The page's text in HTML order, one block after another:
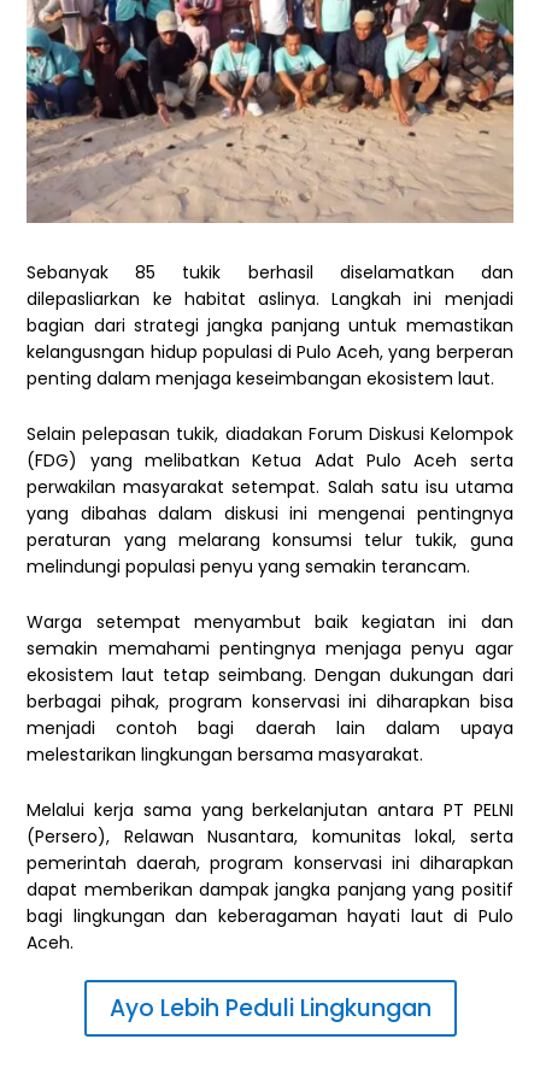
Sebanyak 85 tukik berhasil diselamatkan dan
dilepasliarkan ke habitat aslinya. Langkah ini menjadi
bagian dari strategi jangka panjang untuk memastikan
kelangusngan hidup populasi di Pulo Aceh, yang berperan
penting dalam menjaga keseimbangan ekosistem laut.
Selain pelepasan tukik, diadakan Forum Diskusi Kelompok
(FDG) yang melibatkan Ketua Adat Pulo Aceh serta
perwakilan masyarakat setempat. Salah satu isu utama
yang dibahas dalam diskusi ini mengenai pentingnya
peraturan yang melarang konsumsi telur tukik, guna
melindungi populasi penyu yang semakin terancam.
Warga setempat menyambut baik kegiatan ini dan
semakin memahami pentingnya menjaga penyu agar
ekosistem laut tetap seimbang. Dengan dukungan dari
berbagai pihak, program konservasi ini diharapkan bisa
menjadi contoh bagi daerah lain dalam upaya
melestarikan lingkungan bersama masyarakat.
Melalui kerja sama yang berkelanjutan antara PT PELNI
(Persero), Relawan Nusantara, komunitas lokal, serta
pemerintah daerah, program konservasi ini diharapkan
dapat memberikan dampak jangka panjang yang positif
bagi lingkungan dan keberagaman hayati laut di Pulo
Aceh.
Ayo Lebih Peduli Lingkungan